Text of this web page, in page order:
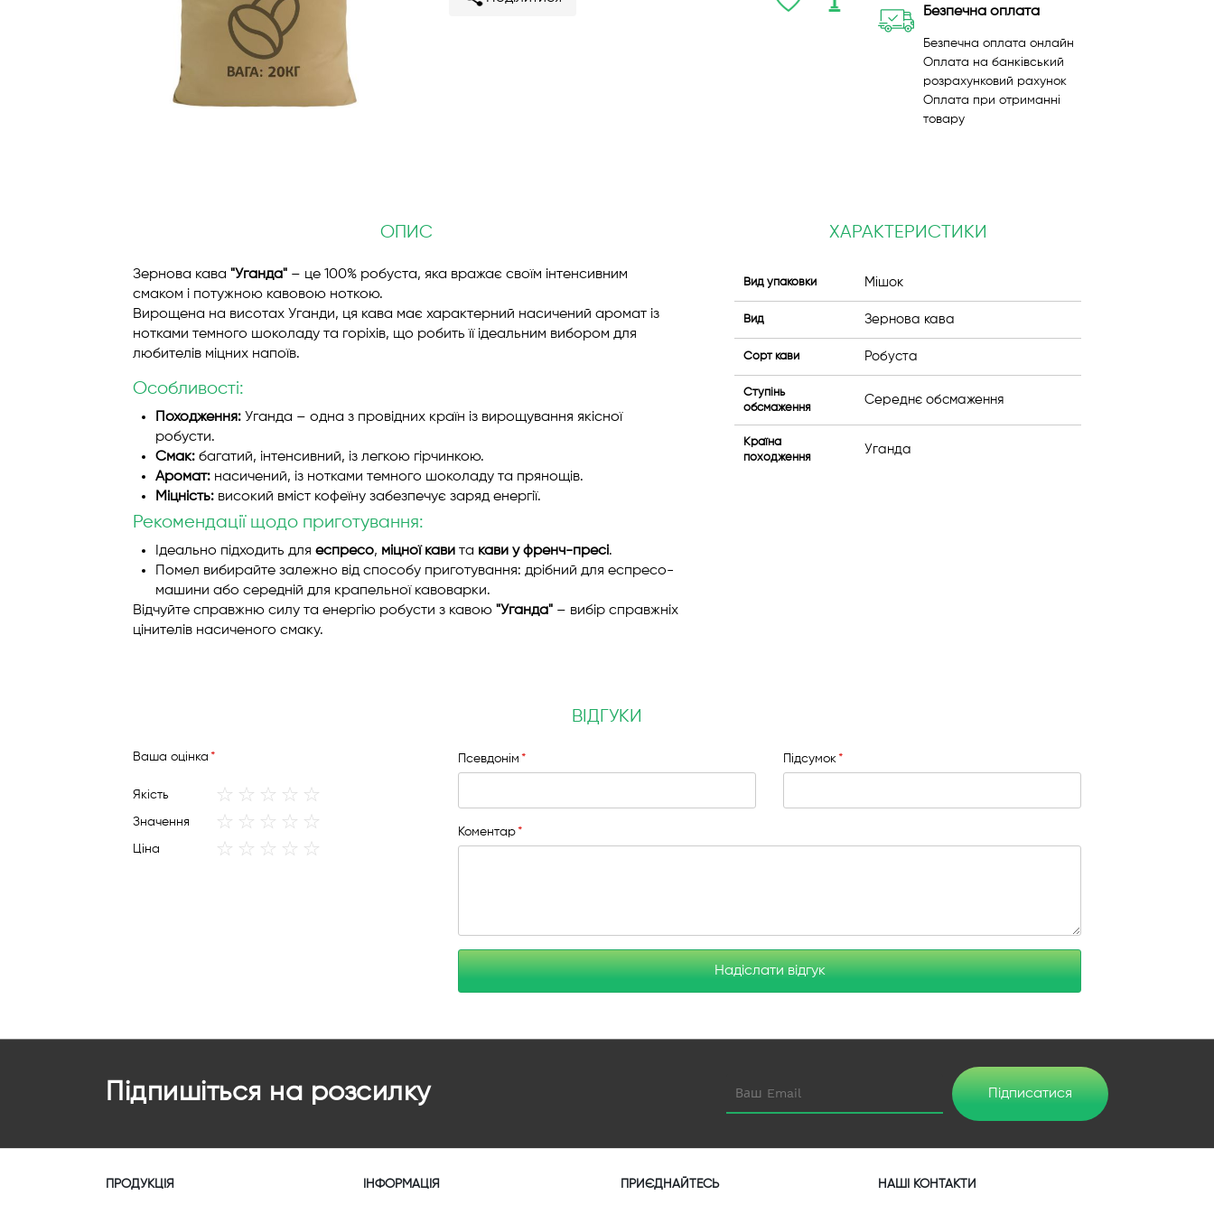
Безпечна оплата
Безпечна оплата онлайн
Оплата на банківський
розрахунковий рахунок
Оплата при отриманні
товару
ОПИС
Зернова кава "Уганда" – це 100% робуста, яка вражає своїм інтенсивним
смаком і потужною кавовою ноткою.
Вирощена на висотах Уганди, ця кава має характерний насичений аромат із
нотками темного шоколаду та горіхів, що робить її ідеальним вибором для
любителів міцних напоїв.
Особливості:
Походження: Уганда – одна з провідних країн із вирощування якісної
робусти.
Смак: багатий, інтенсивний, із легкою гірчинкою.
Аромат: насичений, із нотками темного шоколаду та прянощів.
Міцність: високий вміст кофеїну забезпечує заряд енергії.
Рекомендації щодо приготування:
Ідеально підходить для еспресо, міцної кави та кави у френч-пресі.
Помел вибирайте залежно від способу приготування: дрібний для еспресо-
машини або середній для крапельної кавоварки.
Відчуйте справжню силу та енергію робусти з кавою "Уганда" – вибір справжніх
цінителів насиченого смаку.
ХАРАКТЕРИСТИКИ
Вид упаковки Мішок
Вид Зернова кава
Сорт кави Робуста
Ступінь
обсмаження
Середнє обсмаження
Країна
походження
Уганда
ВІДГУКИ
Вашa оцінка
Якість
1
2
3
4
Значення
1
2
3
4
Ціна
1
2
3
4
Псевдонім Підсумок
Коментар
Надіслати відгук
Підпишіться на розсилку Підписатися
ПРОДУКЦІЯ ІНФОРМАЦІЯ ПРИЄДНАЙТЕСЬ НАШІ КОНТАКТИ